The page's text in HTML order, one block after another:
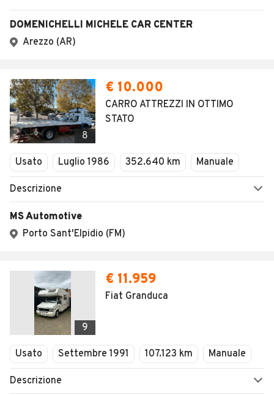
DOMENICHELLI MICHELE CAR CENTER
Arezzo (AR)
8
€ 10.000
CARRO ATTREZZI IN OTTIMO
STATO
Usato Luglio 1986 352.640 km Manuale
Descrizione
MS Automotive
Porto Sant'Elpidio (FM)
9
€ 11.959
Fiat Granduca
Usato Settembre 1991 107.123 km Manuale
Descrizione